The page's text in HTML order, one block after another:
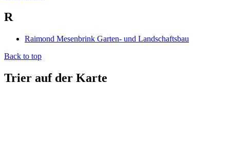
R
Raimond Mesenbrink Garten- und Landschaftsbau
Back to top
Trier auf der Karte